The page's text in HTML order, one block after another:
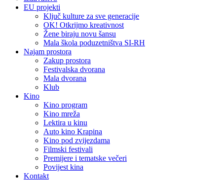
EU projekti
Ključ kulture za sve generacije
OK! Otkrijmo kreativnost
Žene biraju novu šansu
Mala škola poduzetništva SI-RH
Najam prostora
Zakup prostora
Festivalska dvorana
Mala dvorana
Klub
Kino
Kino program
Kino mreža
Lektira u kinu
Auto kino Krapina
Kino pod zvijezdama
Filmski festivali
Premijere i tematske večeri
Povijest kina
Kontakt